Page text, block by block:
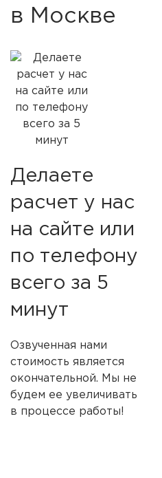
в Москве
Делаете
расчет у нас
на сайте или
по телефону
всего за 5
минут
Озвученная нами
стоимость является
окончательной. Мы не
будем ее увеличивать
в процессе работы!